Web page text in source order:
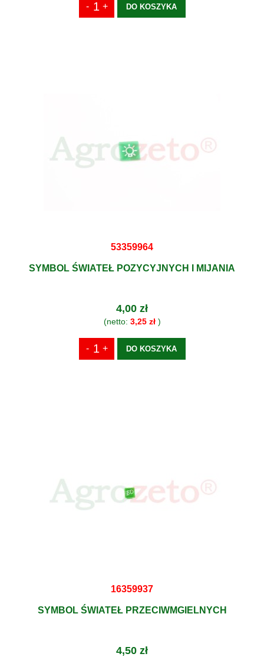
DO KOSZYKA
53359964
SYMBOL ŚWIATEŁ POZYCYJNYCH I MIJANIA
4,00 zł
(netto: 3,25 zł)
DO KOSZYKA
16359937
SYMBOL ŚWIATEŁ PRZECIWMGIELNYCH
4,50 zł